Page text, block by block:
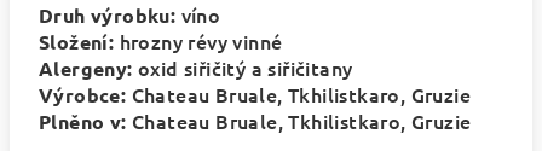
Druh výrobku: víno
Složení: hrozny révy vinné
Alergeny: oxid siřičitý a siřičitany
Výrobce: Chateau Bruale,Tkhilistkaro, Gruzie
Plněno v: Chateau Bruale,Tkhilistkaro, Gruzie